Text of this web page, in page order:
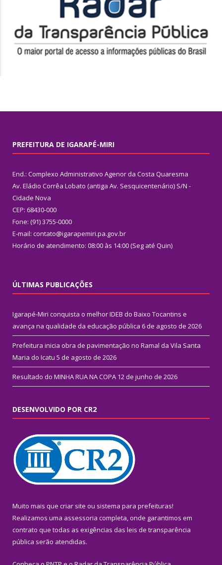
PREFEITURA DE IGARAPÉ-MIRI
End.: Complexo Administrativo Agenor da Costa Quaresma
Av. Eládio Corrêa Lobato (antiga Av. Sesquicentenário) S/N -
Cidade Nova
CEP: 68430-000
Fone: (91) 3755-0000
E-mail: contato@igarapemiri.pa.gov.br
Horário de atendimento: 08:00 às 14:00 (Seg até Quin)
ÚLTIMAS PUBLICAÇÕES
Igarapé-Miri conquista o melhor IDEB do Baixo Tocantins e
avança na qualidade da educação pública 6 de agosto de 2026
Prefeitura inicia obra de pavimentação no Ramal da Vila Santa
Maria do Icatu 5 de agosto de 2026
Resultado do MINHA RUA NA COPA 12 de junho de 2026
DESENVOLVIDO POR CR2
Muito mais que criar site ou sistema para prefeituras!
Realizamos uma assessoria completa, onde garantimos em
contrato que todas as exigências das leis de transparência
pública serão atendidas.